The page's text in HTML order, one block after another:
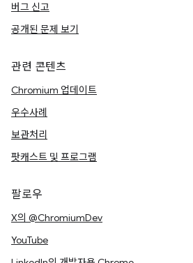
버그 신고
공개된 문제 보기
관련 콘텐츠
Chromium 업데이트
우수사례
보관처리
팟캐스트 및 프로그램
팔로우
X의 @ChromiumDev
YouTube